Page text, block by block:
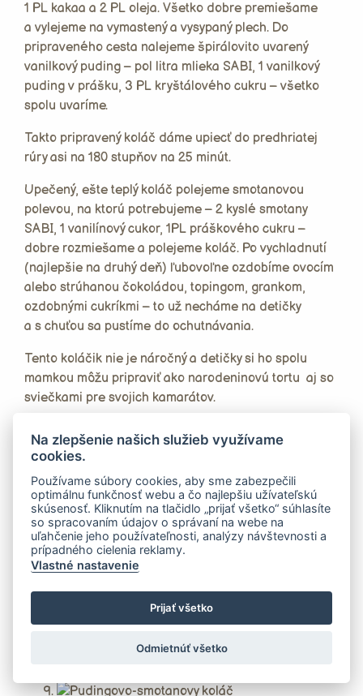
1 PL kakaa a 2 PL oleja. Všetko dobre premiešame
a vylejeme na vymastený a vysypaný plech. Do
pripraveného cesta nalejeme špirálovito uvarený
vanilkový puding – pol litra mlieka SABI, 1 vanilkový
puding v prášku, 3 PL kryštálového cukru – všetko
spolu uvaríme.
Takto pripravený koláč dáme upiecť do predhriatej
rúry asi na 180 stupňov na 25 minút.
Upečený, ešte teplý koláč polejeme smotanovou
polevou, na ktorú potrebujeme – 2 kyslé smotany
SABI, 1 vanilínový cukor, 1PL práškového cukru –
dobre rozmiešame a polejeme koláč. Po vychladnutí
(najlepšie na druhý deň) ľubovoľne ozdobíme ovocím
alebo strúhanou čokoládou, topingom, grankom,
ozdobnými cukríkmi – to už necháme na detičky
a s chuťou sa pustíme do ochutnávania.
Tento koláčik nie je náročný a detičky si ho spolu
mamkou môžu pripraviť ako narodeninovú tortu aj so
sviečkami pre svojich kamarátov.
Dobrú chuť!
PS: Prečo Miláčik? Lebo tá smotanová poleva chutí
ako keď sa za môjho detstva (35 rokov dozadu :)
predával v obchode vanilkový krém a volal sa Miláčik.
Na zlepšenie našich služieb využívame
cookies.
Používame súbory cookies, aby sme zabezpečili
optimálnu funkčnosť webu a čo najlepšiu užívateľskú
skúsenosť. Kliknutím na tlačidlo „prijať všetko“ súhlasíte
so spracovaním údajov o správaní na webe na
uľahčenie jeho používateľnosti, analýzy návštevnosti a
prípadného cielenia reklamy.
Vlastné nastavenie
Prijať všetko
Odmietnúť všetko